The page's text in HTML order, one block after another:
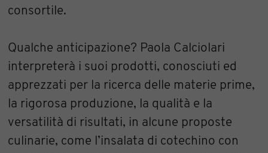
consortile.
Qualche anticipazione? Paola Calciolari
interpreterà i suoi prodotti, conosciuti ed
apprezzati per la ricerca delle materie prime,
la rigorosa produzione, la qualità e la
versatilità di risultati, in alcune proposte
culinarie, come l’insalata di cotechino con